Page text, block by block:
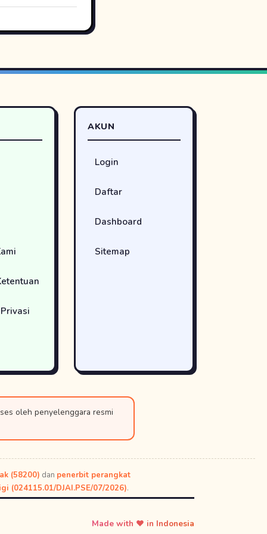
AKUN
Login
Daftar
Dashboard
Sitemap
oleh penyelenggara resmi
(58200) dan penerbit perangkat
(024115.01/DJAI.PSE/07/2026).
Made with ♥ in Indonesia